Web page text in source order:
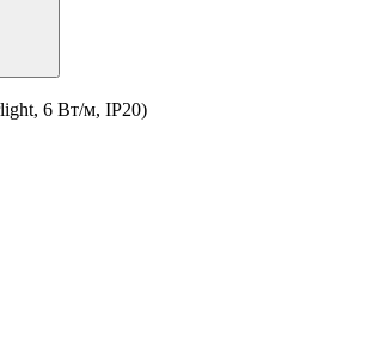
6 Вт/м, IP20)